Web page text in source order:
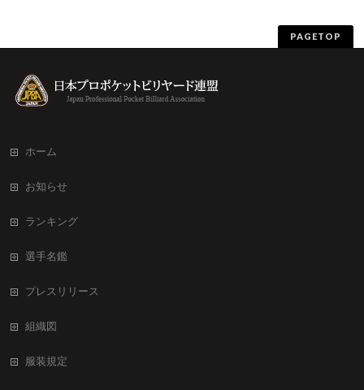
PAGETOP
ホーム
お知らせ
ランキング
選手名鑑
プレスリリース
組織図
服装規定